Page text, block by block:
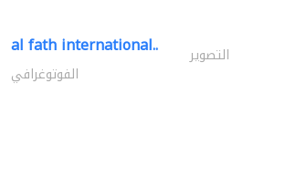
al fath international.. التصوير
الفوتوغرافي